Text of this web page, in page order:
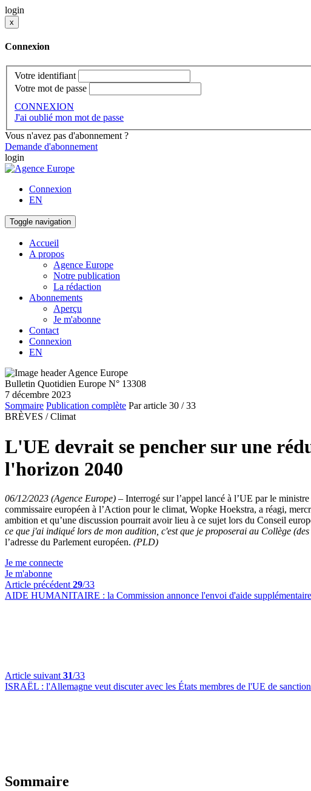
login
x
Connexion
Votre identifiant
Votre mot de passe
CONNEXION
J'ai oublié mon mot de passe
Vous n'avez pas d'abonnement ?
Demande d'abonnement
login
Connexion
EN
Toggle navigation
Accueil
A propos
Agence Europe
Notre publication
La rédaction
Abonnements
Aperçu
Je m'abonne
Contact
Connexion
EN
Bulletin Quotidien Europe N° 13308
7 décembre 2023
Sommaire Publication complète Par article 30 / 33
BRÈVES / Climat
L'UE devrait se pencher sur une
l'horizon 2040
06/12/2023 (Agence Europe) – Interrogé sur l’appel lancé à l’UE par le
commissaire européen à l’Action pour le climat, Wopke Hoekstra, a réagi,
ambition et qu’une discussion pourrait avoir lieu à ce sujet lors du Conseil
ce que j'ai indiqué lors de mon audition, c'est que je proposerai au Collège
l’adresse du Parlement européen. (PLD)
Je me connecte
Je m'abonne
Article précédent 29/33
AIDE HUMANITAIRE : la Commission annonce l'envoi d'aide
Article suivant 31/33
ISRAËL : l'Allemagne veut discuter avec les États membres de l'UE de
Sommaire